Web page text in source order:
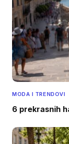
MODA I TRENDOVI
6 prekrasnih